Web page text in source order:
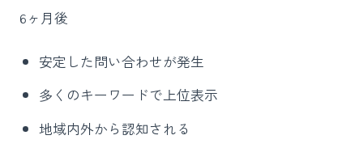
6ヶ月後
安定した問い合わせが発生
多くのキーワードで上位表示
地域内外から認知される